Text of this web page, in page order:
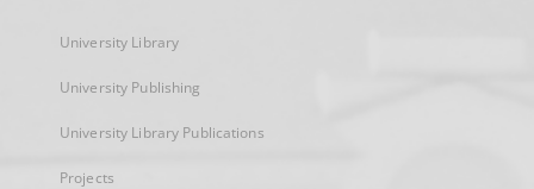
University Library
University Publishing
University Library Publications
Projects